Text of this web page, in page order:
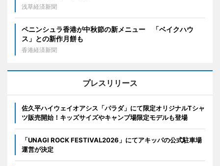
浅草経済新聞
ペニンシュラ香港が中秋節の新メニュー 「ベイクハウ
ス」との新作月餅も
香港経済新聞
プレスリリース
佐久平ハイウェイオアシス「パラダ」にて限定オリジナルTシャ
ツ販売開始！キッズサイズやキャンプ場限定モデルも登場
「UNAGI ROCK FESTIVAL2026」にてアキッパの公式駐車場
運営が決定